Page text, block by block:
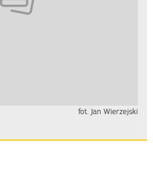
fot. Jan Wierzejski